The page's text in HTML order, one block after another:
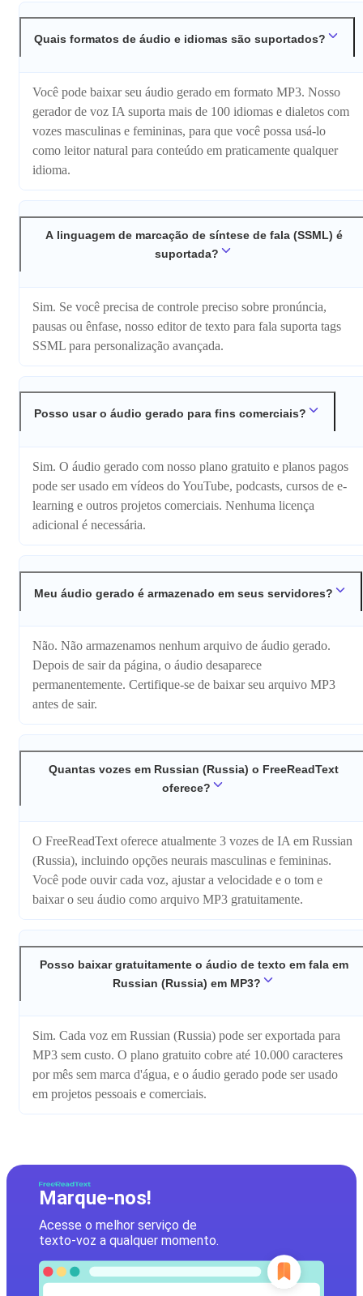
Quais formatos de áudio e idiomas são suportados?
Você pode baixar seu áudio gerado em formato MP3. Nosso
gerador de voz IA suporta mais de 100 idiomas e dialetos com
vozes masculinas e femininas, para que você possa usá-lo
como leitor natural para conteúdo em praticamente qualquer
idioma.
A linguagem de marcação de síntese de fala (SSML) é
suportada?
Sim. Se você precisa de controle preciso sobre pronúncia,
pausas ou ênfase, nosso editor de texto para fala suporta tags
SSML para personalização avançada.
Posso usar o áudio gerado para fins comerciais?
Sim. O áudio gerado com nosso plano gratuito e planos pagos
pode ser usado em vídeos do YouTube, podcasts, cursos de e-
learning e outros projetos comerciais. Nenhuma licença
adicional é necessária.
Meu áudio gerado é armazenado em seus servidores?
Não. Não armazenamos nenhum arquivo de áudio gerado.
Depois de sair da página, o áudio desaparece
permanentemente. Certifique-se de baixar seu arquivo MP3
antes de sair.
Quantas vozes em Russian (Russia) o FreeReadText
oferece?
O FreeReadText oferece atualmente 3 vozes de IA em Russian
(Russia), incluindo opções neurais masculinas e femininas.
Você pode ouvir cada voz, ajustar a velocidade e o tom e
baixar o seu áudio como arquivo MP3 gratuitamente.
Posso baixar gratuitamente o áudio de texto em fala em
Russian (Russia) em MP3?
Sim. Cada voz em Russian (Russia) pode ser exportada para
MP3 sem custo. O plano gratuito cobre até 10.000 caracteres
por mês sem marca d'água, e o áudio gerado pode ser usado
em projetos pessoais e comerciais.
Marque-nos!
Acesse o melhor serviço de
texto-voz a qualquer momento.